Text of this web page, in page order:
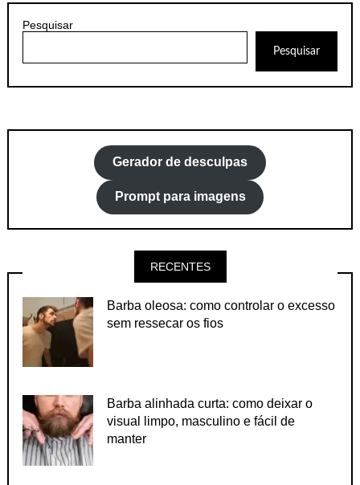
Pesquisar
Pesquisar
Gerador de desculpas
Prompt para imagens
RECENTES
Barba oleosa: como controlar o excesso
sem ressecar os fios
Barba alinhada curta: como deixar o
visual limpo, masculino e fácil de
manter